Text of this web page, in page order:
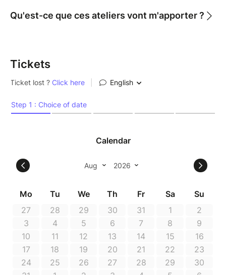
Qu'est-ce que ces ateliers vont m'apporter ?
Tickets